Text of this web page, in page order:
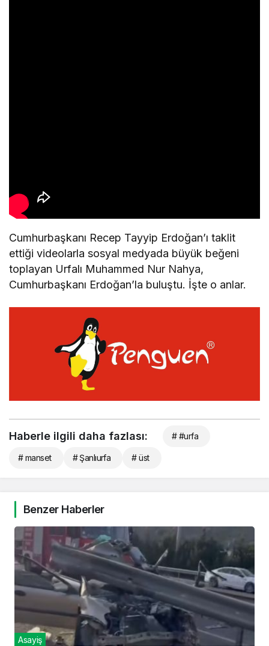
Cumhurbaşkanı Recep Tayyip Erdoğan’ı taklit
ettiği videolarla sosyal medyada büyük beğeni
toplayan Urfalı Muhammed Nur Nahya,
Cumhurbaşkanı Erdoğan’la buluştu. İşte o anlar.
Haberle ilgili daha fazlası: # #urfa
# manset # Şanlıurfa # üst
Benzer Haberler
Asayiş